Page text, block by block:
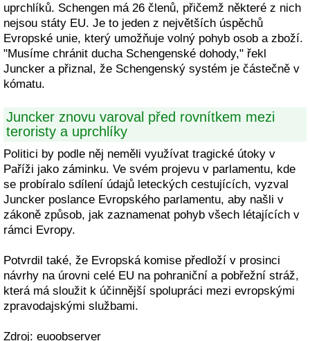
uprchlíků. Schengen má 26 členů, přičemž některé z nich
nejsou státy EU. Je to jeden z největších úspěchů
Evropské unie, který umožňuje volný pohyb osob a zboží.
"Musíme chránit ducha Schengenské dohody," řekl
Juncker a přiznal, že Schengenský systém je částečně v
kómatu.
Juncker znovu varoval před rovnítkem mezi
teroristy a uprchlíky
Politici by podle něj neměli využívat tragické útoky v
Paříži jako záminku. Ve svém projevu v parlamentu, kde
se probíralo sdílení údajů leteckých cestujících, vyzval
Juncker poslance Evropského parlamentu, aby našli v
zákoně způsob, jak zaznamenat pohyb všech létajících v
rámci Evropy.
Potvrdil také, že Evropská komise předloží v prosinci
návrhy na úrovni celé EU na pohraniční a pobřežní stráž,
která má sloužit k účinnější spolupráci mezi evropskými
zpravodajskými službami.
Zdroj: euoobserver